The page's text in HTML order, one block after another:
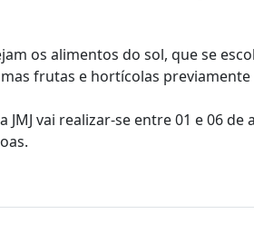
os alimentos do sol, que se
frutas e hortícolas previamente
vai realizar-se entre 01 e 06 de